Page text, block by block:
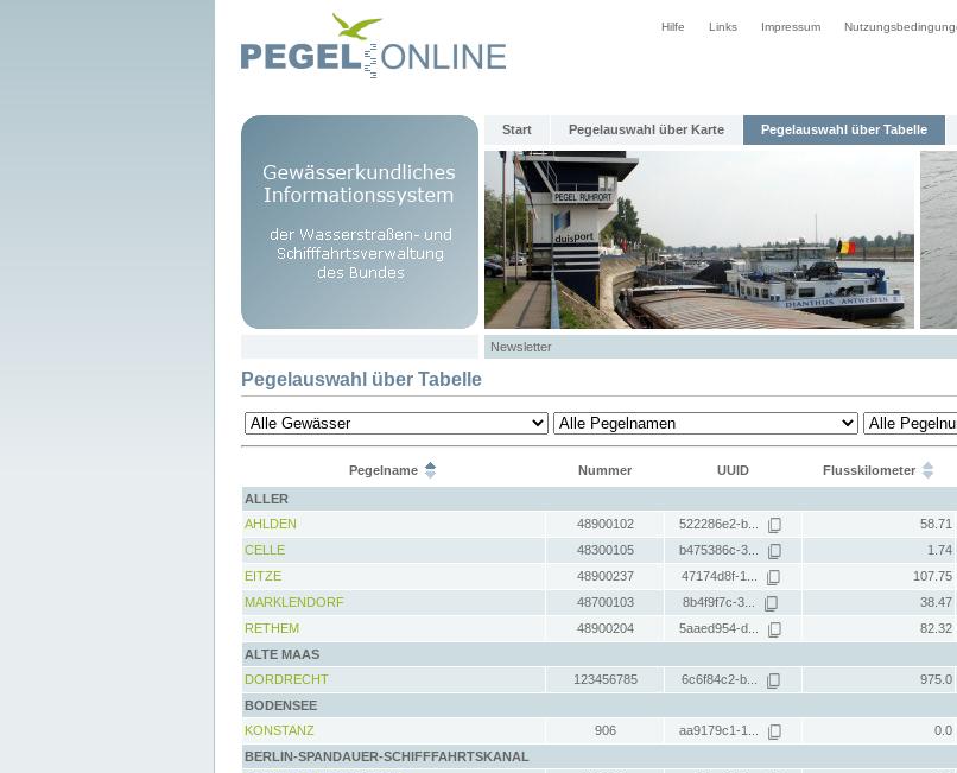
Hilfe Links Impressum
Start Pegelauswahl über Karte Pegelauswahl über Tabelle
Newsletter
Pegelauswahl über Tabelle
Pegelname Nummer UUID Flusskilometer
ALLER
AHLDEN
48900102 522286e2-b... 58.71
CELLE
48300105 b475386c-3... 1.74
EITZE
48900237 47174d8f-1... 107.75
MARKLENDORF
48700103 8b4f9f7c-3... 38.47
RETHEM
48900204 5aaed954-d... 82.32
ALTE MAAS
DORDRECHT
123456785 6c6f84c2-b... 975.0
BODENSEE
KONSTANZ
906 aa9179c1-1... 0.0
BERLIN-SPANDAUER-SCHIFFFAHRTSKANAL